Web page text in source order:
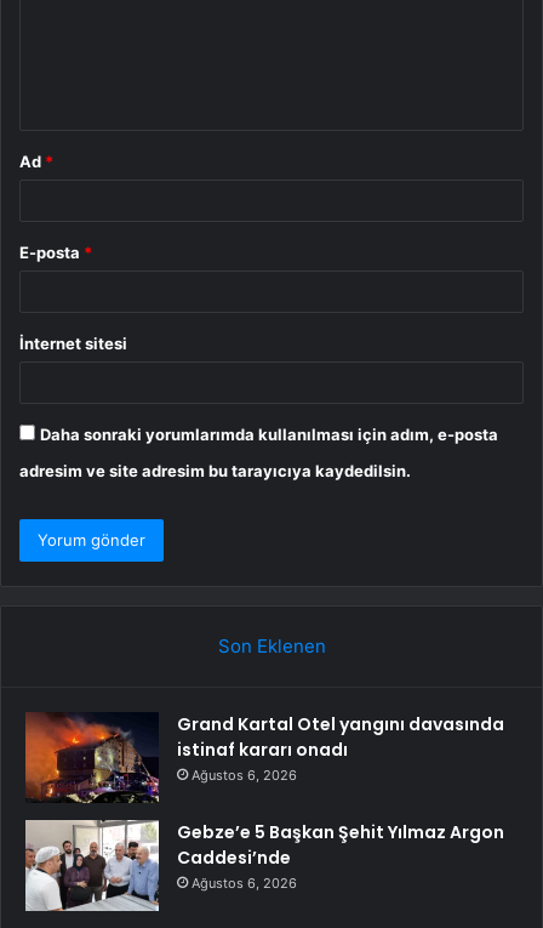
Ad *
E-posta *
İnternet sitesi
Daha sonraki yorumlarımda kullanılması için adım, e-posta
adresim ve site adresim bu tarayıcıya kaydedilsin.
Son Eklenen
Grand Kartal Otel yangını davasında
istinaf kararı onadı
Ağustos 6, 2026
Gebze’e 5 Başkan Şehit Yılmaz Argon
Caddesi’nde
Ağustos 6, 2026